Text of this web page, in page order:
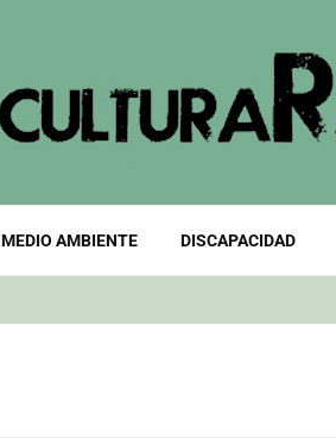
MEDIO AMBIENTE DISCAPACIDAD